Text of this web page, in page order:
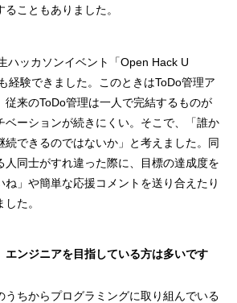
こともありました。
ハッカソンイベント「Open Hack U
経験できました。このときはToDo管理ア
従来のToDo管理は一人で完結するものが
ベーションが続きにくい。そこで、「誰か
続できるのではないか」と考えました。同
人同士がすれ違った際に、目標の達成度を
ね」や簡単な応援コメントを送り合えたり
た。
ンジニアを目指している方は多いです
うちからプログラミングに取り組んでいる